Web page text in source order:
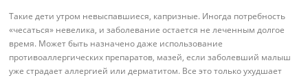
Такие дети утром невыспавшиеся, капризные. Иногда потребность
«чесаться» невелика, и заболевание остается не леченным долгое
время. Может быть назначено даже использование
противоаллергических препаратов, мазей, если заболевший малыш
уже страдает аллергией или дерматитом. Все это только ухудшает